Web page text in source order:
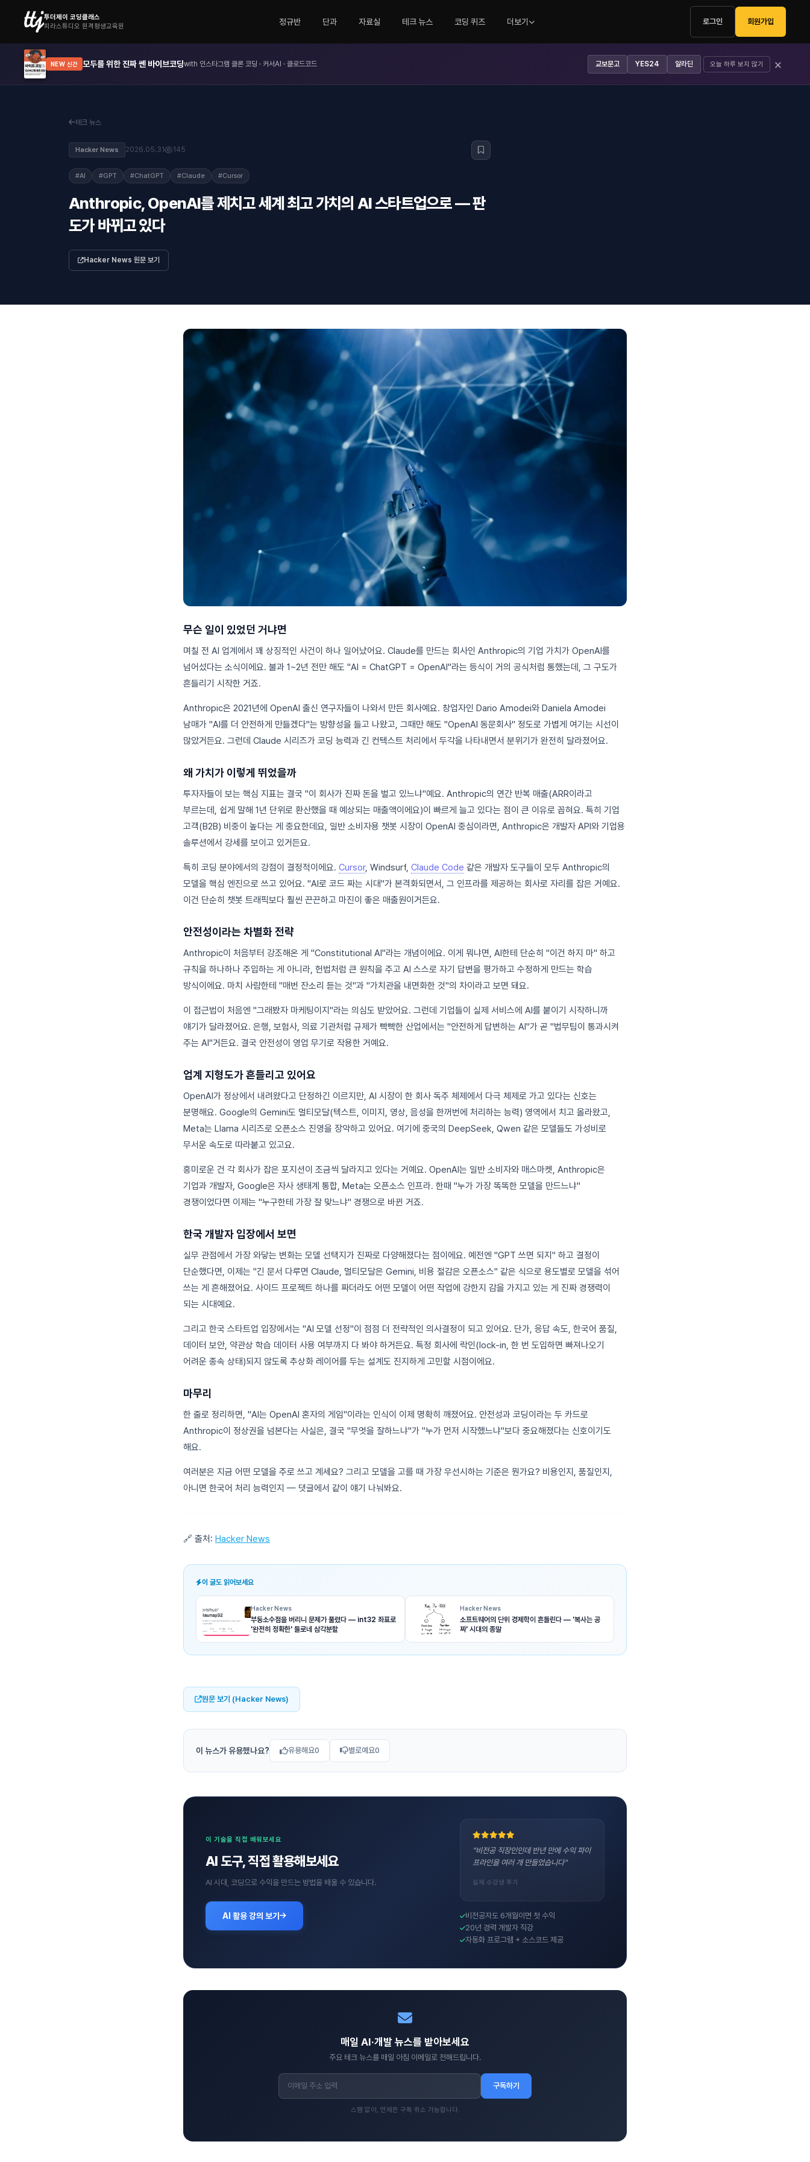
투더제이 코딩클래스
피라스튜디오 원격평생교육원
정규반 단과 자료실 테크 뉴스 코딩 퀴즈 더보기 로그인 회원가입
NEW 신간 모두를 위한 진짜 쎈 바이브코딩with 인스타그램 클론 코딩 · 커서AI · 클로드코드 교보문고 YES24 알라딘 오늘 하루 보지 않기 ×
테크 뉴스
Hacker News 2026.05.31 145
#AI #GPT #ChatGPT #Claude #Cursor
Anthropic, OpenAI를 제치고 세계 최고 가치의 AI 스타트업으로 — 판
도가 바뀌고 있다
Hacker News 원문 보기
무슨 일이 있었던 거냐면
며칠 전 AI 업계에서 꽤 상징적인 사건이 하나 일어났어요. Claude를 만드는 회사인 Anthropic의 기업 가치가 OpenAI를
넘어섰다는 소식이에요. 불과 1~2년 전만 해도 "AI = ChatGPT = OpenAI"라는 등식이 거의 공식처럼 통했는데, 그 구도가
흔들리기 시작한 거죠.
Anthropic은 2021년에 OpenAI 출신 연구자들이 나와서 만든 회사예요. 창업자인 Dario Amodei와 Daniela Amodei
남매가 "AI를 더 안전하게 만들겠다"는 방향성을 들고 나왔고, 그때만 해도 "OpenAI 동문회사" 정도로 가볍게 여기는 시선이
많았거든요. 그런데 Claude 시리즈가 코딩 능력과 긴 컨텍스트 처리에서 두각을 나타내면서 분위기가 완전히 달라졌어요.
왜 가치가 이렇게 뛰었을까
투자자들이 보는 핵심 지표는 결국 "이 회사가 진짜 돈을 벌고 있느냐"예요. Anthropic의 연간 반복 매출(ARR이라고
부르는데, 쉽게 말해 1년 단위로 환산했을 때 예상되는 매출액이에요)이 빠르게 늘고 있다는 점이 큰 이유로 꼽혀요. 특히 기업
고객(B2B) 비중이 높다는 게 중요한데요, 일반 소비자용 챗봇 시장이 OpenAI 중심이라면, Anthropic은 개발자 API와 기업용
솔루션에서 강세를 보이고 있거든요.
특히 코딩 분야에서의 강점이 결정적이에요. Cursor, Windsurf, Claude Code 같은 개발자 도구들이 모두 Anthropic의
모델을 핵심 엔진으로 쓰고 있어요. "AI로 코드 짜는 시대"가 본격화되면서, 그 인프라를 제공하는 회사로 자리를 잡은 거예요.
이건 단순히 챗봇 트래픽보다 훨씬 끈끈하고 마진이 좋은 매출원이거든요.
안전성이라는 차별화 전략
Anthropic이 처음부터 강조해온 게 "Constitutional AI"라는 개념이에요. 이게 뭐냐면, AI한테 단순히 "이건 하지 마" 하고
규칙을 하나하나 주입하는 게 아니라, 헌법처럼 큰 원칙을 주고 AI 스스로 자기 답변을 평가하고 수정하게 만드는 학습
방식이에요. 마치 사람한테 "매번 잔소리 듣는 것"과 "가치관을 내면화한 것"의 차이라고 보면 돼요.
이 접근법이 처음엔 "그래봤자 마케팅이지"라는 의심도 받았어요. 그런데 기업들이 실제 서비스에 AI를 붙이기 시작하니까
얘기가 달라졌어요. 은행, 보험사, 의료 기관처럼 규제가 빡빡한 산업에서는 "안전하게 답변하는 AI"가 곧 "법무팀이 통과시켜
주는 AI"거든요. 결국 안전성이 영업 무기로 작용한 거예요.
업계 지형도가 흔들리고 있어요
OpenAI가 정상에서 내려왔다고 단정하긴 이르지만, AI 시장이 한 회사 독주 체제에서 다극 체제로 가고 있다는 신호는
분명해요. Google의 Gemini도 멀티모달(텍스트, 이미지, 영상, 음성을 한꺼번에 처리하는 능력) 영역에서 치고 올라왔고,
Meta는 Llama 시리즈로 오픈소스 진영을 장악하고 있어요. 여기에 중국의 DeepSeek, Qwen 같은 모델들도 가성비로
무서운 속도로 따라붙고 있고요.
흥미로운 건 각 회사가 잡은 포지션이 조금씩 달라지고 있다는 거예요. OpenAI는 일반 소비자와 매스마켓, Anthropic은
기업과 개발자, Google은 자사 생태계 통합, Meta는 오픈소스 인프라. 한때 "누가 가장 똑똑한 모델을 만드느냐"
경쟁이었다면 이제는 "누구한테 가장 잘 맞느냐" 경쟁으로 바뀐 거죠.
한국 개발자 입장에서 보면
실무 관점에서 가장 와닿는 변화는 모델 선택지가 진짜로 다양해졌다는 점이에요. 예전엔 "GPT 쓰면 되지" 하고 결정이
단순했다면, 이제는 "긴 문서 다루면 Claude, 멀티모달은 Gemini, 비용 절감은 오픈소스" 같은 식으로 용도별로 모델을 섞어
쓰는 게 흔해졌어요. 사이드 프로젝트 하나를 짜더라도 어떤 모델이 어떤 작업에 강한지 감을 가지고 있는 게 진짜 경쟁력이
되는 시대예요.
그리고 한국 스타트업 입장에서는 "AI 모델 선정"이 점점 더 전략적인 의사결정이 되고 있어요. 단가, 응답 속도, 한국어 품질,
데이터 보안, 약관상 학습 데이터 사용 여부까지 다 봐야 하거든요. 특정 회사에 락인(lock-in, 한 번 도입하면 빠져나오기
어려운 종속 상태)되지 않도록 추상화 레이어를 두는 설계도 진지하게 고민할 시점이에요.
마무리
한 줄로 정리하면, "AI는 OpenAI 혼자의 게임"이라는 인식이 이제 명확히 깨졌어요. 안전성과 코딩이라는 두 카드로
Anthropic이 정상권을 넘본다는 사실은, 결국 "무엇을 잘하느냐"가 "누가 먼저 시작했느냐"보다 중요해졌다는 신호이기도
해요.
여러분은 지금 어떤 모델을 주로 쓰고 계세요? 그리고 모델을 고를 때 가장 우선시하는 기준은 뭔가요? 비용인지, 품질인지,
아니면 한국어 처리 능력인지 — 댓글에서 같이 얘기 나눠봐요.
🔗 출처: Hacker News
이 글도 읽어보세요
Hacker News
부동소수점을 버리니 문제가 풀렸다 — int32 좌표로
'완전히 정확한' 들로네 삼각분할
Hacker News
소프트웨어의 단위 경제학이 흔들린다 — '복사는 공
짜' 시대의 종말
원문 보기 (Hacker News)
이 뉴스가 유용했나요? 유용해요0 별로예요0
이 기술을 직접 배워보세요
AI 도구, 직접 활용해보세요
AI 시대, 코딩으로 수익을 만드는 방법을 배울 수 있습니다.
AI 활용 강의 보기
"비전공 직장인인데 반년 만에 수익 파이
프라인을 여러 개 만들었습니다"
실제 수강생 후기
비전공자도 6개월이면 첫 수익
20년 경력 개발자 직강
자동화 프로그램 + 소스코드 제공
매일 AI·개발 뉴스를 받아보세요
주요 테크 뉴스를 매일 아침 이메일로 전해드립니다.
구독하기
스팸 없이, 언제든 구독 취소 가능합니다.